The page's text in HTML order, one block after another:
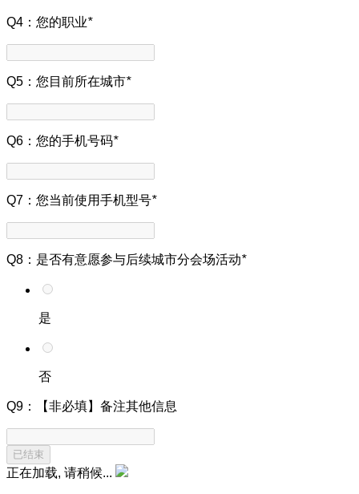
Q4：您的职业*
Q5：您目前所在城市*
Q6：您的手机号码*
Q7：您当前使用手机型号*
Q8：是否有意愿参与后续城市分会场活动*
是
否
Q9：【非必填】备注其他信息
正在加载, 请稍候...